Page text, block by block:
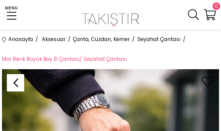
MENU 0
Anasayfa Aksesuar Çanta, Cüzdan, Kemer Seyahat Çantası
Mor Renk Büyük Boy El Çantası/ Seyahat Çantası